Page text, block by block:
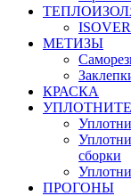
МЕТИЗЫ
КРАСКА
сборки
ПРОГОНЫ